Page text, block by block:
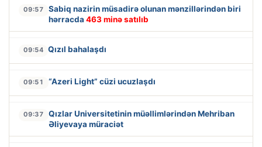
09:57
Sabiq nazirin müsadirə olunan mənzillərindən biri
hərracda 463 minə satılıb
09:54 Qızıl bahalaşdı
09:51 “Azeri Light” cüzi ucuzlaşdı
09:37
Qızlar Universitetinin müəllimlərindən Mehriban
Əliyevaya müraciət